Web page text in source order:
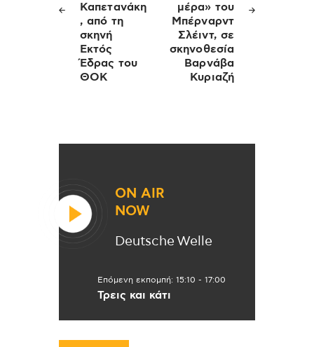
Καπετανάκη
, από τη
σκηνή
Εκτός
Έδρας του
ΘΟΚ
μέρα» του
Μπέρναρντ
Σλέιντ, σε
σκηνοθεσία
Βαρνάβα
Κυριαζή
ON AIR
NOW
Deutsche Welle
Επόμενη εκπομπή: 15:10 - 17:00
Τρεις και κάτι